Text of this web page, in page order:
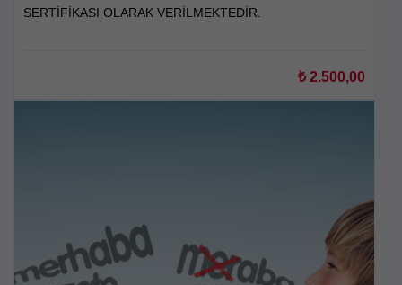
SERTİFİKASI OLARAK VERİLMEKTEDİR.
₺2.500,00